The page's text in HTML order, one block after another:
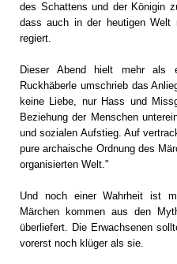
des Schattens und der Königin
dass auch in der heutigen
regiert.
Dieser Abend hielt mehr als
Ruckhäberle umschrieb das
keine Liebe, nur Hass und
Beziehung der Menschen
und sozialen Aufstieg. Auf
pure archaische Ordnung des
organisierten Welt."
Und noch einer Wahrheit ist
Märchen kommen aus den
überliefert. Die Erwachsenen
vorerst noch klüger als sie.